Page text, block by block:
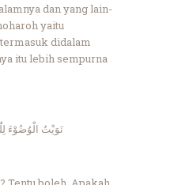
dan yang lain-
yaitu
didalam
itu lebih sempurna
نَوَيْتُ الْوُضُوْءَ